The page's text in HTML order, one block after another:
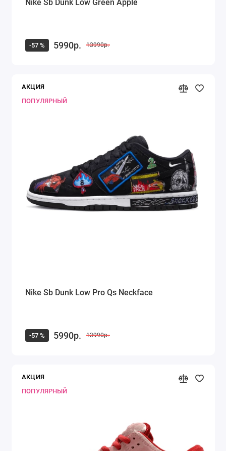
Nike Sb Dunk Low Green Apple
-57 % 5990р. 13990р.
АКЦИЯ
ПОПУЛЯРНЫЙ
Nike Sb Dunk Low Pro Qs Neckface
-57 % 5990р. 13990р.
АКЦИЯ
ПОПУЛЯРНЫЙ